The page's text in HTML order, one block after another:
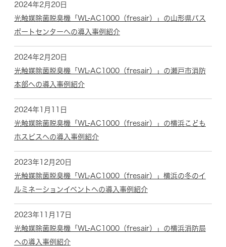
2024年2月20日
光触媒除菌脱臭機「WL-AC1000（fresair）」の山形県パス
ポートセンターへの導入事例紹介
2024年2月20日
光触媒除菌脱臭機「WL-AC1000（fresair）」の瀬戸市消防
本部への導入事例紹介
2024年1月11日
光触媒除菌脱臭機「WL-AC1000（fresair）」の横浜こども
ホスピスへの導入事例紹介
2023年12月20日
光触媒除菌脱臭機「WL-AC1000（fresair）」横浜の冬のイ
ルミネーションイベントへの導入事例紹介
2023年11月17日
光触媒除菌脱臭機「WL-AC1000（fresair）」の横浜消防局
への導入事例紹介